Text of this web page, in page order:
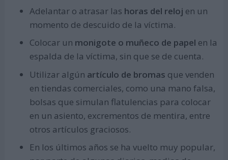
Adelantar o atrasar las horas del reloj en un
momento de descuido de la víctima.
Colocar un monigote o muñeco de papel en la
espalda de la víctima, sin que se de cuenta.
Utilizar algún artículo de bromas que venden
en tiendas comerciales, como una mano falsa,
bolsas que simulan flatulencias para colocar
en un asiento, excrementos de mentira, entre
otros artículos graciosos.
En los últimos años se ha vuelto muy popular,